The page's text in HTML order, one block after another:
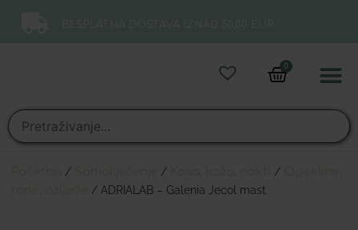
0
/ / /
/ ADRIALAB – Galenia Jecol mast